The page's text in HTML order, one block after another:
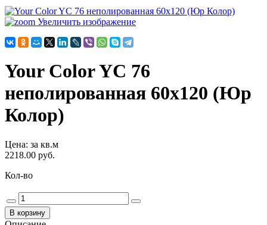
Увеличить изображение
Your Color YC 76
неполированная 60х120 (Юр
Колор)
Цена: за кв.м
2218.00 руб.
Кол-во